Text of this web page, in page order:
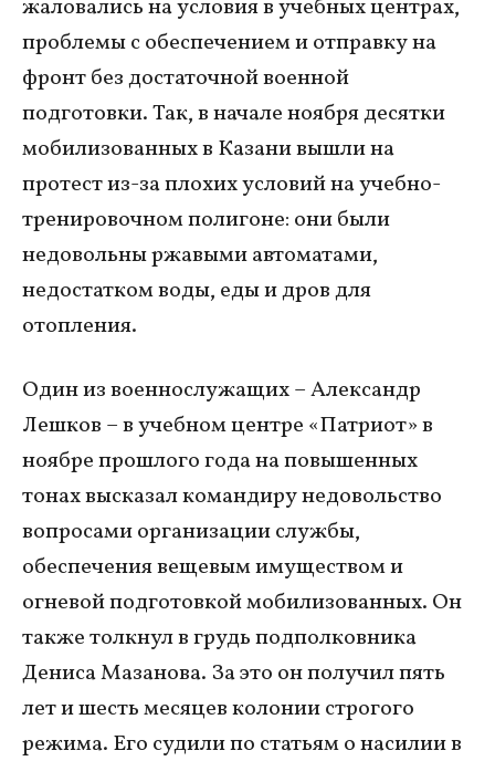
жаловались на условия в учебных центрах,
проблемы с обеспечением и отправку на
фронт без достаточной военной
подготовки. Так, в начале ноября десятки
мобилизованных в Казани вышли на
протест из-за плохих условий на учебно-
тренировочном полигоне: они были
недовольны ржавыми автоматами,
недостатком воды, еды и дров для
отопления.
Один из военнослужащих – Александр
Лешков – в учебном центре «Патриот» в
ноябре прошлого года на повышенных
тонах высказал командиру недовольство
вопросами организации службы,
обеспечения вещевым имуществом и
огневой подготовкой мобилизованных. Он
также толкнул в грудь подполковника
Дениса Мазанова. За это он получил пять
лет и шесть месяцев колонии строгого
режима. Его судили по статьям о насилии в